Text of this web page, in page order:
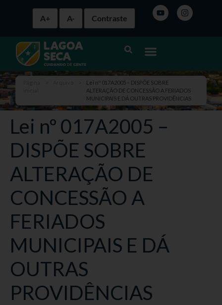
A+ A- Contraste
Lei nº 017A2005 – DISPÕE SOBRE
ALTERAÇÃO DE CONCESSÃO A FERIADOS
MUNICIPAIS E DÁ OUTRAS PROVIDÊNCIAS
Lei nº 017A2005 –
DISPÕE SOBRE
ALTERAÇÃO DE
CONCESSÃO A
FERIADOS
MUNICIPAIS E DÁ
OUTRAS
PROVIDÊNCIAS